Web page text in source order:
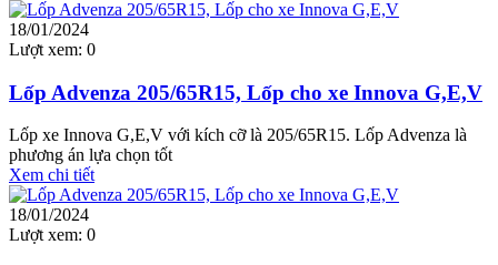
18/01/2024
Lượt xem: 0
Lốp Advenza 205/65R15, Lốp cho xe Innova G,E,V
Lốp xe Innova G,E,V với kích cỡ là 205/65R15. Lốp Advenza là
phương án lựa chọn tốt
Xem chi tiết
18/01/2024
Lượt xem: 0